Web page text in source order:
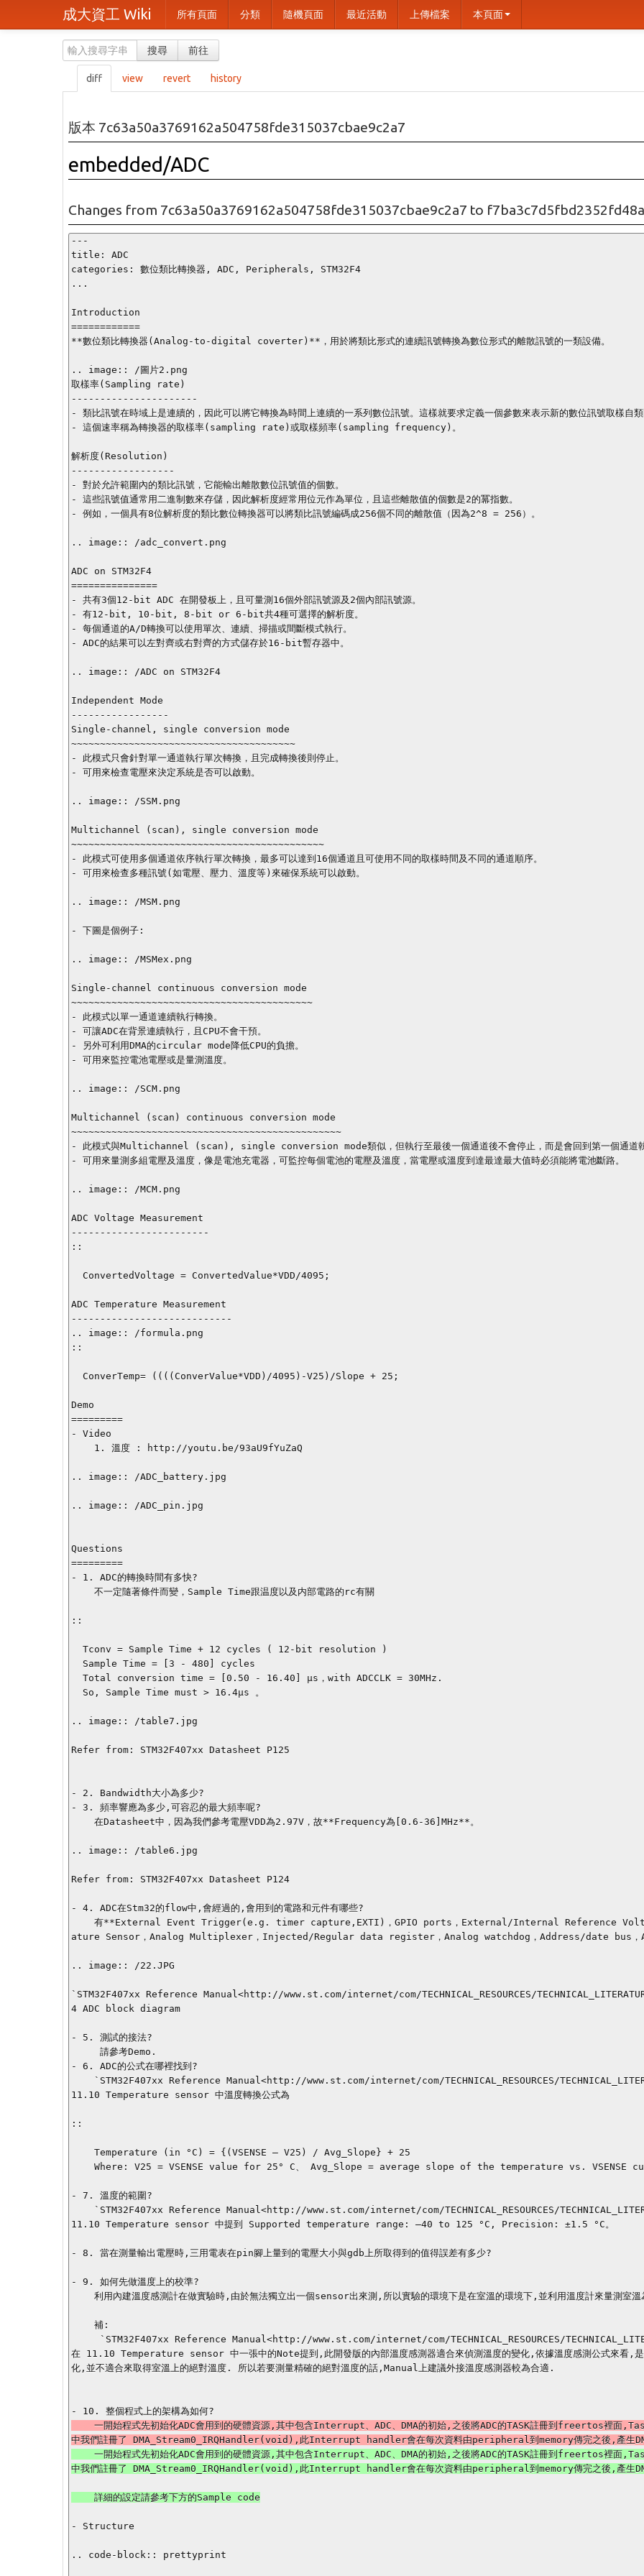
成大資工 Wiki 所有頁面 分類 隨機頁面 最近活動 上傳檔案 本頁面
搜尋 前往
diff view revert history
版本 7c63a50a3769162a504758fde315037cbae9c2a7
embedded/ADC
Changes from 7c63a50a3769162a504758fde315037cbae9c2a7 to
---
title: ADC
categories: 數位類比轉換器, ADC, Peripherals, STM32F4
...
Introduction
============
**數位類比轉換器(Analog-to-digital coverter)**，用於將類比形式的連續訊號轉換為數位形式的離散訊號的一類設備。
.. image:: /圖片2.png
取樣率(Sampling rate)
----------------------
- 類比訊號在時域上是連續的，因此可以將它轉換為時間上連續的一系列數位訊號。這樣就要求定義一個參數來表示新的數位訊號取樣自類
- 這個速率稱為轉換器的取樣率(sampling rate)或取樣頻率(sampling frequency)。
解析度(Resolution)
------------------
- 對於允許範圍內的類比訊號，它能輸出離散數位訊號值的個數。
- 這些訊號值通常用二進制數來存儲，因此解析度經常用位元作為單位，且這些離散值的個數是2的冪指數。
- 例如，一個具有8位解析度的類比數位轉換器可以將類比訊號編碼成256個不同的離散值（因為2^8 = 256）。
.. image:: /adc_convert.png
ADC on STM32F4
===============
- 共有3個12-bit ADC 在開發板上，且可量測16個外部訊號源及2個內部訊號源。
- 有12-bit, 10-bit, 8-bit or 6-bit共4種可選擇的解析度。
- 每個通道的A/D轉換可以使用單次、連續、掃描或間斷模式執行。
- ADC的結果可以左對齊或右對齊的方式儲存於16-bit暫存器中。
.. image:: /ADC on STM32F4
Independent Mode
-----------------
Single-channel, single conversion mode
~~~~~~~~~~~~~~~~~~~~~~~~~~~~~~~~~~~~~~~
- 此模式只會針對單一通道執行單次轉換，且完成轉換後則停止。
- 可用來檢查電壓來決定系統是否可以啟動。
.. image:: /SSM.png
Multichannel (scan), single conversion mode
~~~~~~~~~~~~~~~~~~~~~~~~~~~~~~~~~~~~~~~~~~~~
- 此模式可使用多個通道依序執行單次轉換，最多可以達到16個通道且可使用不同的取樣時間及不同的通道順序。
- 可用來檢查多種訊號(如電壓、壓力、溫度等)來確保系統可以啟動。
.. image:: /MSM.png
- 下圖是個例子:
.. image:: /MSMex.png
Single-channel continuous conversion mode
~~~~~~~~~~~~~~~~~~~~~~~~~~~~~~~~~~~~~~~~~~
- 此模式以單一通道連續執行轉換。
- 可讓ADC在背景連續執行，且CPU不會干預。
- 另外可利用DMA的circular mode降低CPU的負擔。
- 可用來監控電池電壓或是量測溫度。
.. image:: /SCM.png
Multichannel (scan) continuous conversion mode
~~~~~~~~~~~~~~~~~~~~~~~~~~~~~~~~~~~~~~~~~~~~~~~
- 此模式與Multichannel (scan), single conversion mode類似，但執行至最後一個通道後不會停止，而是會回到第一個通道執
- 可用來量測多組電壓及溫度，像是電池充電器，可監控每個電池的電壓及溫度，當電壓或溫度到達最達最大值時必須能將電池斷路。
.. image:: /MCM.png
ADC Voltage Measurement
------------------------
::
ADC Temperature Measurement
----------------------------
.. image:: /formula.png
::
Demo
=========
- Video
.. image:: /ADC_battery.jpg
.. image:: /ADC_pin.jpg
Questions
=========
- 1. ADC的轉換時間有多快?
::
.. image:: /table7.jpg
Refer from: STM32F407xx Datasheet P125
- 2. Bandwidth大小為多少?
- 3. 頻率響應為多少,可容忍的最大頻率呢?
.. image:: /table6.jpg
Refer from: STM32F407xx Datasheet P124
- 4. ADC在Stm32的flow中,會經過的,會用到的電路和元件有哪些?
ature Sensor，Analog Multiplexer，Injected/Regular data register，Analog watchdog，Address/date bus，
.. image:: /22.JPG
`STM32F407xx Reference Manual<http://www.st.com/internet/com/TECHNICAL_RESOURCES/
4 ADC block diagram
- 5. 測試的接法?
- 6. ADC的公式在哪裡找到?
11.10 Temperature sensor 中溫度轉換公式為
::
- 7. 溫度的範圍?
11.10 Temperature sensor 中提到 Supported temperature range: –40 to 125 °C, Precision: ±1.5 °C。
- 8. 當在測量輸出電壓時,三用電表在pin腳上量到的電壓大小與gdb上所取得到的值得誤差有多少?
- 9. 如何先做溫度上的校準?
在 11.10 Temperature sensor 中一張中的Note提到,此開發版的內部溫度感測器適合來偵測溫度的變化,依據溫度感測公式來看,
化,並不適合來取得室溫上的絕對溫度. 所以若要測量精確的絕對溫度的話,Manual上建議外接溫度感測器較為合適.
- Structure
.. code-block:: prettyprint